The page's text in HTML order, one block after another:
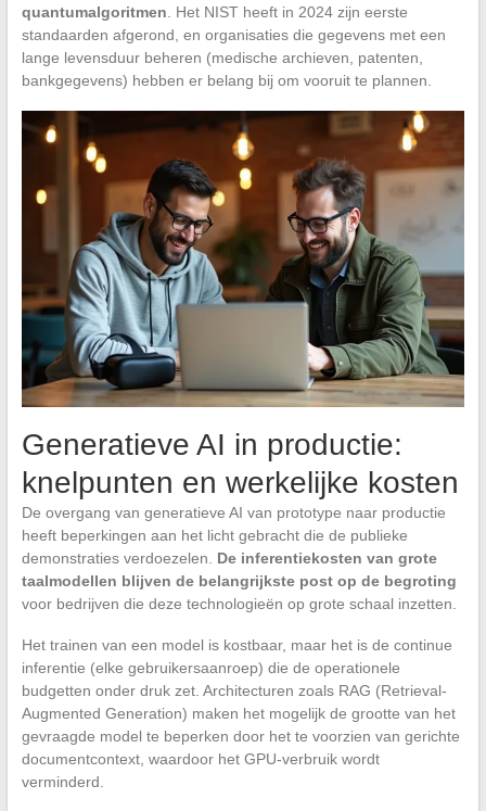
quantumalgoritmen. Het NIST heeft in 2024 zijn eerste
standaarden afgerond, en organisaties die gegevens met een
lange levensduur beheren (medische archieven, patenten,
bankgegevens) hebben er belang bij om vooruit te plannen.
Generatieve AI in productie:
knelpunten en werkelijke kosten
De overgang van generatieve AI van prototype naar productie
heeft beperkingen aan het licht gebracht die de publieke
demonstraties verdoezelen. De inferentiekosten van grote
taalmodellen blijven de belangrijkste post op de begroting
voor bedrijven die deze technologieën op grote schaal inzetten.
Het trainen van een model is kostbaar, maar het is de continue
inferentie (elke gebruikersaanroep) die de operationele
budgetten onder druk zet. Architecturen zoals RAG (Retrieval-
Augmented Generation) maken het mogelijk de grootte van het
gevraagde model te beperken door het te voorzien van gerichte
documentcontext, waardoor het GPU-verbruik wordt
verminderd.